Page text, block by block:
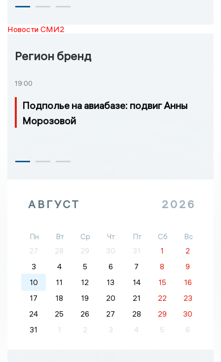
Новости СМИ2
Регион бренд
19:00
Подполье на авиабазе: подвиг Анны
Морозовой
АВГУСТ 2026
Пн Вт Ср Чт Пт Сб
Вс
27
28 29 30 31 1
2
3
4 5 6 7 8
9
10
11 12 13 14 15
16
17
18 19 20 21 22
23
24
25 26 27 28 29
30
31
1 2 3 4 5 6